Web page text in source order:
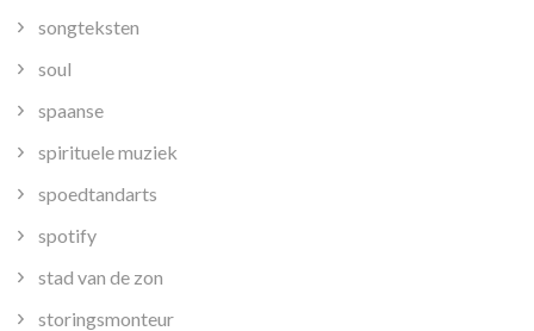
songteksten
soul
spaanse
spirituele muziek
spoedtandarts
spotify
stad van de zon
storingsmonteur